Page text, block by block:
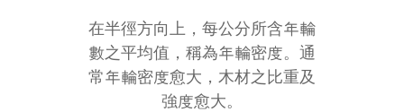
在半徑方向上，每公分所含年輪
數之平均值，稱為年輪密度。通
常年輪密度愈大，木材之比重及
強度愈大。